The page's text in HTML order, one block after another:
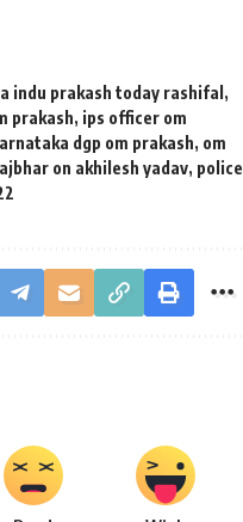
indu prakash today rashifal ,
prakash, ips officer om
dgp om prakash, om
on akhilesh yadav, police